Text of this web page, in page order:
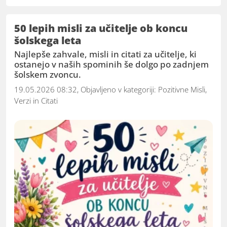
50 lepih misli za učitelje ob koncu
šolskega leta
Najlepše zahvale, misli in citati za učitelje, ki
ostanejo v naših spominih še dolgo po zadnjem
šolskem zvoncu.
19.05.2026 08:32, Objavljeno v kategoriji: Pozitivne Misli,
Verzi in Citati